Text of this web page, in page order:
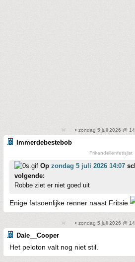
• zondag 5 juli 2026 @
Immerdebestebob
Frikandellenfetisjist
Op zondag 5 juli 2026 14:07
volgende:
Robbe ziet er niet goed uit
Enige fatsoenlijke renner naast Fritsie
• zondag 5 juli 2026 @
Dale__Cooper
Het peloton valt nog niet stil.